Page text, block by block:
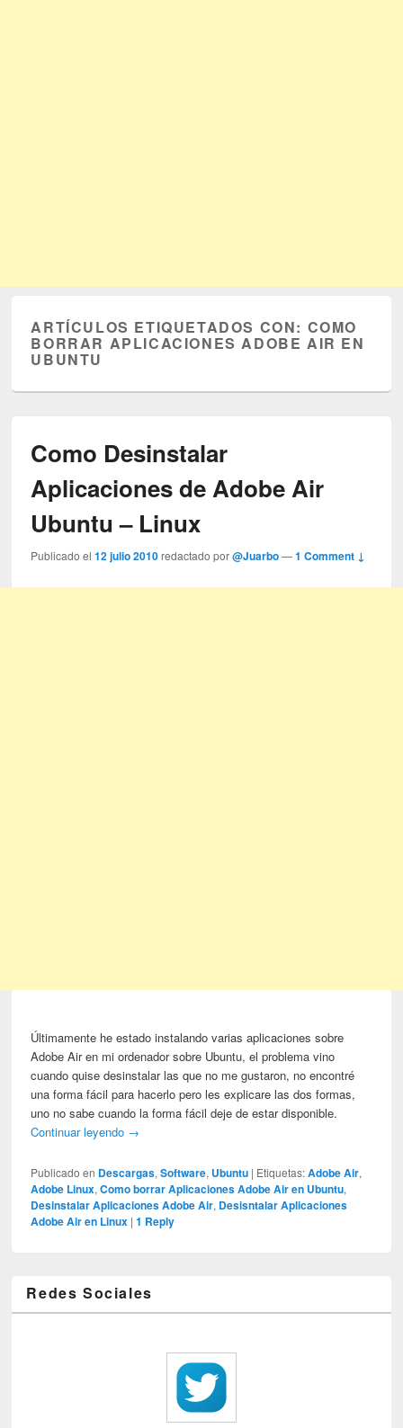
ARTÍCULOS ETIQUETADOS CON: COMO
BORRAR APLICACIONES ADOBE AIR EN
UBUNTU
Como Desinstalar
Aplicaciones de Adobe Air
Ubuntu – Linux
Publicado el12 julio 2010 redactado por@Juarbo —1 Comment ↓
Últimamente he estado instalando varias aplicaciones sobre
Adobe Air en mi ordenador sobre Ubuntu, el problema vino
cuando quise desinstalar las que no me gustaron, no encontré
una forma fácil para hacerlo pero les explicare las dos formas,
uno no sabe cuando la forma fácil deje de estar disponible.
Continuar leyendo →
Publicado en Descargas,Software, Ubuntu | Etiquetas: Adobe Air,
Adobe Linux,Como borrar Aplicaciones Adobe Air en Ubuntu,
Desinstalar Aplicaciones Adobe Air, Desisntalar Aplicaciones
Adobe Air en Linux |1 Reply
Redes Sociales